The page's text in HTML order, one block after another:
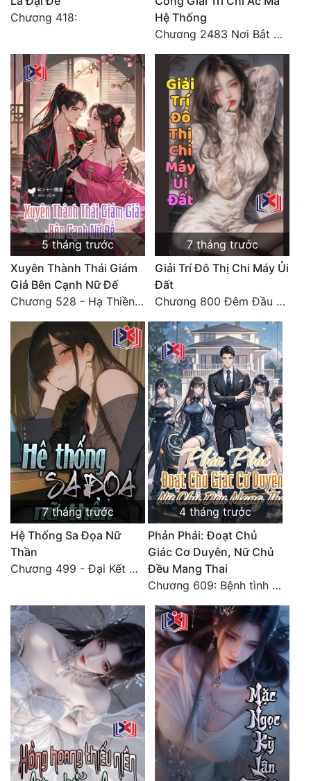
Đẹp Hiệp
Tính Cách Nhân Vật :
Cơ Trí
Sát Phạt Quyết Đoán
Vô Sỉ
Điềm Đạm
Chương 418:
Hệ Thống
Chương 2483 Nơi Bắt Đầu Giấc Mơ 3 (Kết Thúc!)
5 tháng trước
Xuyên Thành Thái Giám
Giả Bên Cạnh Nữ Đế
Chương 528 - Hạ Thiền thiên 1
7 tháng trước
Giải Trí Đô Thị Chi Máy Ủi
Đất
Chương 800 Đêm Đầu Tiên Của Triệu Nay Mạch (3)
7 tháng trước
Hệ Thống Sa Đọa Nữ
Thần
Chương 499 - Đại Kết Cục
4 tháng trước
Phản Phái: Đoạt Chủ
Giác Cơ Duyên, Nữ Chủ
Đều Mang Thai
Chương 609: Bệnh tình của Lý Minh ổn định